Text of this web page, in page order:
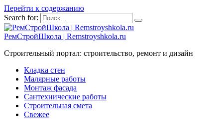
Перейти к содержанию
Search for:
РемСтройШкола | Remstroyshkola.ru
Строительный портал: строительство, ремонт и дизайн
Кладка стен
Малярные работы
Монтаж фасада
Сантехнические работы
Строительная смета
Свежее